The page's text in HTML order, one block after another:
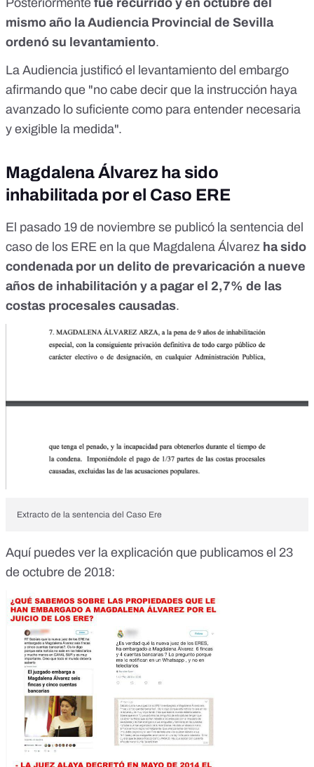
mismo año la Audiencia Provincial de Sevilla
ordenó su levantamiento.
La Audiencia justificó el levantamiento del embargo
afirmando que "no cabe decir que la instrucción haya
avanzado lo suficiente como para entender necesaria
y exigible la medida".
Magdalena Álvarez ha sido
inhabilitada por el Caso ERE
El pasado 19 de noviembre se publicó la sentencia del
caso de los ERE en la que Magdalena Álvarez ha sido
condenada por un delito de prevaricación a nueve
años de inhabilitación y a pagar el 2,7% de las
costas procesales causadas.
Extracto de la sentencia del Caso Ere
Aquí puedes ver la explicación que publicamos el 23
de octubre de 2018: